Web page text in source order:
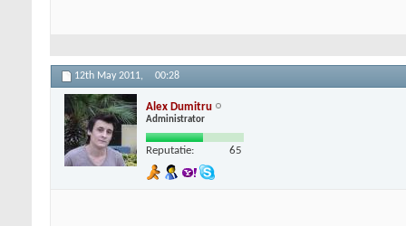
12th May 2011, 00:28
Alex Dumitru
Administrator
Reputatie: 65